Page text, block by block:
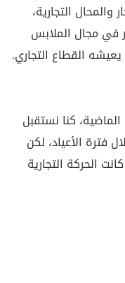
التجارية،
في مجال الملابس
القطاع التجاري.
كنا نستقبل
فترة الأعياد، لكن
الحركة التجارية